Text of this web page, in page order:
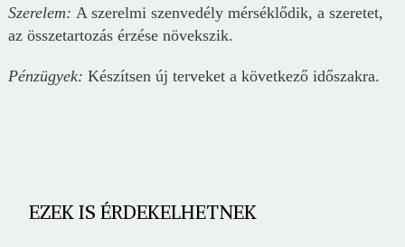
Szerelem: A szerelmi szenvedély mérséklődik, a szeretet,
az összetartozás érzése növekszik.
Pénzügyek: Készítsen új terveket a következő időszakra.
EZEK IS ÉRDEKELHETNEK